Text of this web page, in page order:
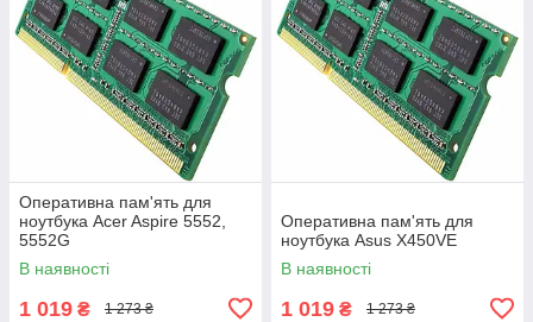
Оперативна пам'ять для
ноутбука Acer Aspire 5552,
5552G
В наявності
1 019 ₴ 1 273 ₴
Оперативна пам'ять для
ноутбука Asus X450VE
В наявності
1 019 ₴ 1 273 ₴